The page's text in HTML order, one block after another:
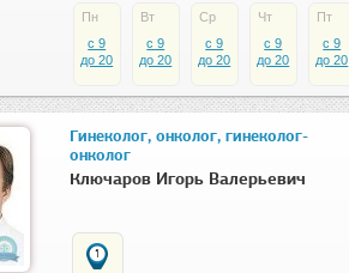
Пн
c 9
до 20
Вт
c 9
до 20
Ср
c 9
до 20
Чт
c 9
до 20
Пт
c 9
до 20
Гинеколог, онколог, гинеколог-
онколог
Ключаров Игорь Валерьевич
1